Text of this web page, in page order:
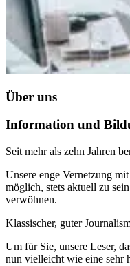
Über uns
Information und
Seit mehr als zehn Jahren
Unsere enge Vernetzung
möglich, stets aktuell zu
verwöhnen.
Klassischer, guter
Um für Sie, unsere Leser,
nun vielleicht wie eine sehr